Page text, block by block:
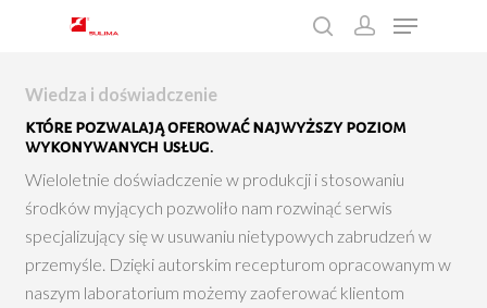
Wciśnij enter żeby wyszukać lub ESC żeby
zamknąć
Wiedza i doświadczenie
które pozwalają oferować najwyższy poziom
wykonywanych usług.
Wieloletnie doświadczenie w produkcji i stosowaniu
środków myjących pozwoliło nam rozwinąć serwis
specjalizujący się w usuwaniu nietypowych zabrudzeń w
przemyśle. Dzięki autorskim recepturom opracowanym w
naszym laboratorium możemy zaoferować klientom